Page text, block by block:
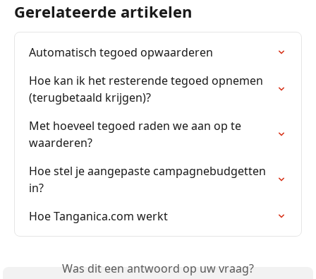
Gerelateerde artikelen
Automatisch tegoed opwaarderen
Hoe kan ik het resterende tegoed opnemen
(terugbetaald krijgen)?
Met hoeveel tegoed raden we aan op te
waarderen?
Hoe stel je aangepaste campagnebudgetten
in?
Hoe Tanganica.com werkt
Was dit een antwoord op uw vraag?